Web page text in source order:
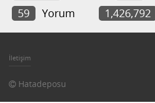
59
Yorum 1,426,792
İletişim
Hatadeposu